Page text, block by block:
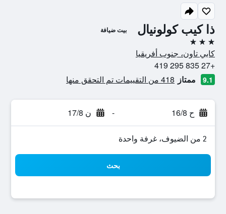
ذا كيب كولونيال بيت ضيافة
3 نجوم
كابي تاون، جنوب أفريقيا
+27 835 295 419
9.1 ممتاز 418 من التقييمات تم التحقق منها
ح 16/8 - ن 17/8
2 من الضيوف، غرفة واحدة
بحث